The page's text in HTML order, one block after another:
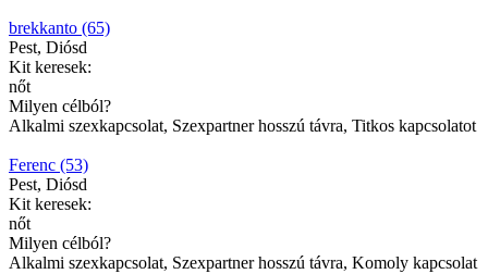
brekkanto (65)
Pest, Diósd
Kit keresek:
nőt
Milyen célból?
Alkalmi szexkapcsolat, Szexpartner hosszú távra, Titkos kapcsolatot
Ferenc (53)
Pest, Diósd
Kit keresek:
nőt
Milyen célból?
Alkalmi szexkapcsolat, Szexpartner hosszú távra, Komoly kapcsolat